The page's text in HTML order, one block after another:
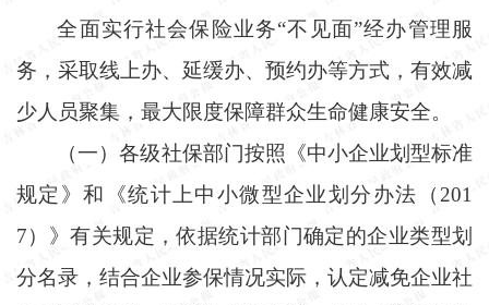
全面实行社会保险业务“不见面”经办管理服
务，采取线上办、延缓办、预约办等方式，有效减
少人员聚集，最大限度保障群众生命健康安全。
（一）各级社保部门按照《中小企业划型标准
规定》和《统计上中小微型企业划分办法（ 201
7）》有关规定，依据统计部门确定的企业类型划
分名录，结合企业参保情况实际，认定减免企业社